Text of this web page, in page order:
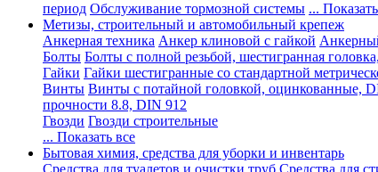
период Обслуживание тормозной системы ...
Метизы, строительный и автомобильный крепеж
Анкерная техника Анкер клиновой с гайкой
Болты Болты с полной резьбой, шестигранная
Гайки Гайки шестигранные со стандартной
Винты Винты с потайной головкой, оцинкованные,
прочности 8.8, DIN 912
Гвозди Гвозди строительные
... Показать все
Бытовая химия, средства для уборки и инвентарь
Средства для туалетов и очистки труб Средства для